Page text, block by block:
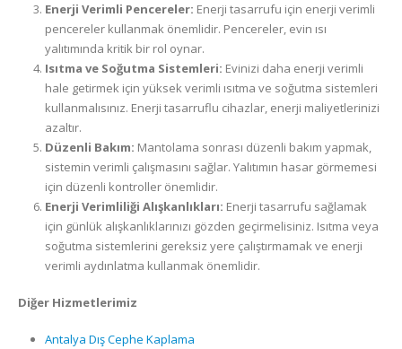
Enerji Verimli Pencereler: Enerji tasarrufu için enerji verimli
pencereler kullanmak önemlidir. Pencereler, evin ısı
yalıtımında kritik bir rol oynar.
Isıtma ve Soğutma Sistemleri: Evinizi daha enerji verimli
hale getirmek için yüksek verimli ısıtma ve soğutma sistemleri
kullanmalısınız. Enerji tasarruflu cihazlar, enerji maliyetlerinizi
azaltır.
Düzenli Bakım: Mantolama sonrası düzenli bakım yapmak,
sistemin verimli çalışmasını sağlar. Yalıtımın hasar görmemesi
için düzenli kontroller önemlidir.
Enerji Verimliliği Alışkanlıkları: Enerji tasarrufu sağlamak
için günlük alışkanlıklarınızı gözden geçirmelisiniz. Isıtma veya
soğutma sistemlerini gereksiz yere çalıştırmamak ve enerji
verimli aydınlatma kullanmak önemlidir.
Diğer Hizmetlerimiz
Antalya Dış Cephe Kaplama